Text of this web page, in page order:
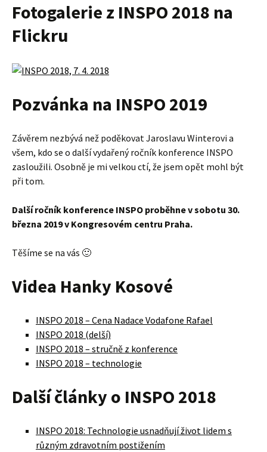
Fotogalerie z INSPO 2018 na
Flickru
Pozvánka na INSPO 2019
Závěrem nezbývá než poděkovat Jaroslavu Winterovi a
všem, kdo se o další vydařený ročník konference INSPO
zasloužili. Osobně je mi velkou ctí, že jsem opět mohl být
při tom.
Další ročník konference INSPO proběhne v sobotu 30.
března 2019 v Kongresovém centru Praha.
Těšíme se na vás 🙂
Videa Hanky Kosové
INSPO 2018 – Cena Nadace Vodafone Rafael
INSPO 2018 (delší)
INSPO 2018 – stručně z konference
INSPO 2018 – technologie
Další články o INSPO 2018
INSPO 2018: Technologie usnadňují život lidem s
různým zdravotním postižením